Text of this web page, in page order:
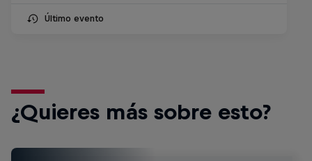
Último evento
¿Quieres más sobre esto?